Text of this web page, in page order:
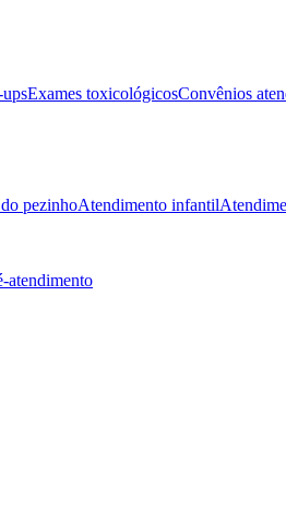
Exames toxicológicosConvênios
pezinhoAtendimento infantil
atendimento